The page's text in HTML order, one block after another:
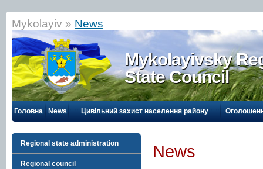
Mykolayiv » News
Mykolayivsky
State Council
Головна News Цивільний захист населення району
Regional state administration
Regional council
News